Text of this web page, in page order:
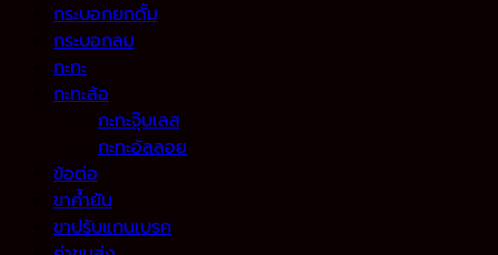
กระบอกยกดั้ม
กระบอกลม
กะทะ
กะทะล้อ
กะทะจุ๊บเลส
กะทะอัลลอย
ข้อต่อ
ขาค้ำยัน
ขาปรับแกนเบรค